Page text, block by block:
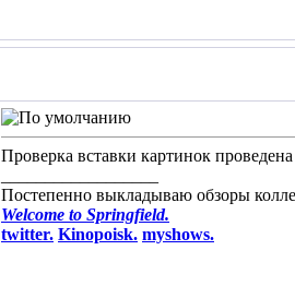
Проверка вставки картинок
Постепенно выкладываю обзоры
Welcome to Springfield.
twitter. Kinopoisk. myshows.